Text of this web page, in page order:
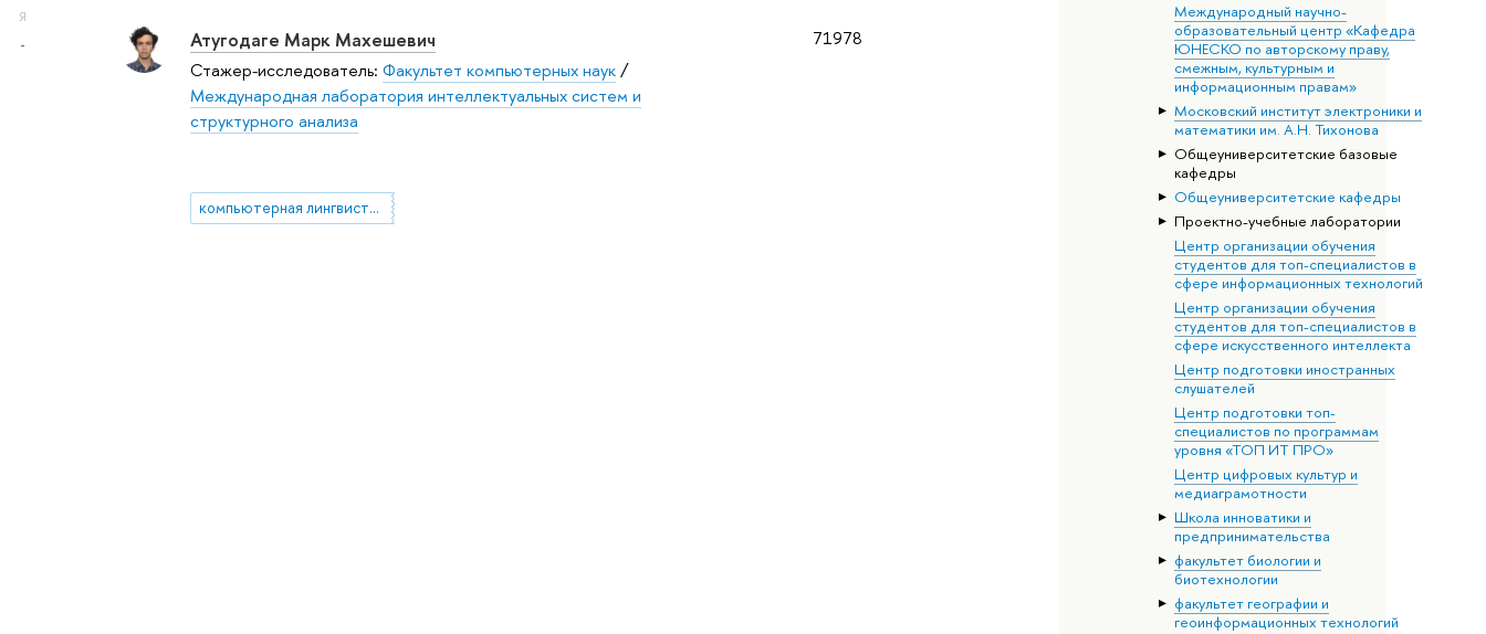
Я
-
Международный научно-
образовательный центр «Кафедра
ЮНЕСКО по авторскому праву,
смежным, культурным и
информационным правам»
Московский институт электроники и
математики им. А.Н. Тихонова
Общеуниверситетские базовые
кафедры
Общеуниверситетские кафедры
Проектно-учебные лаборатории
Центр организации обучения
студентов для топ-специалистов в
сфере информационных технологий
Центр организации обучения
студентов для топ-специалистов в
сфере искусственного интеллекта
Центр подготовки иностранных
слушателей
Центр подготовки топ-
специалистов по программам
уровня «ТОП ИТ ПРО»
Центр цифровых культур и
медиаграмотности
Школа инноватики и
предпринимательства
факультет биологии и
биотехнологии
факультет географии и
геоинформационных технологий
71978
Атугодаге Марк Махешевич
Стажер-исследователь: Факультет компьютерных наук/
Международная лаборатория интеллектуальных систем и
структурного анализа
компьютерная лингвистика